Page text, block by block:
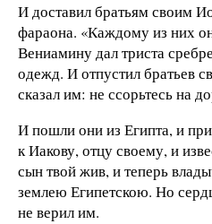
И доставил братьям своим
фараона. «Каждому из них
Вениамину дал триста
одежд. И отпустил братьев
сказал им: не ссорьтесь на
И пошли они из Египта, и
к Иакову, отцу своему, и
сын твой жив, и теперь
землею Египетскою. Но
не верил им.